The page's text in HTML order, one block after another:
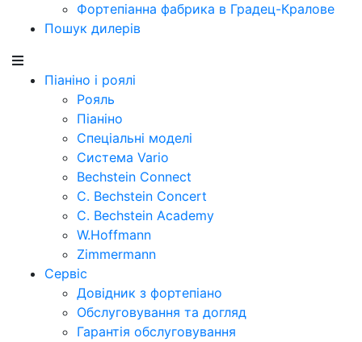
Фортепіанна фабрика в Градец-Кралове
Пошук дилерів
Піаніно і роялі
Рояль
Піаніно
Спеціальні моделі
Система Vario
Bechstein Connect
C. Bechstein Concert
C. Bechstein Academy
W.Hoffmann
Zimmermann
Сервіс
Довідник з фортепіано
Обслуговування та догляд
Гарантія обслуговування